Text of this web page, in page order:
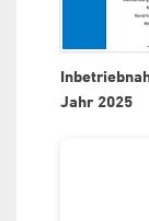
Jahr 2025